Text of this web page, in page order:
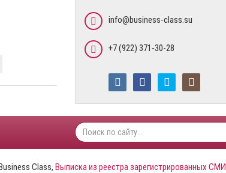
info@business-class.su
+7 (922) 371-30-28
Class, Выписка из реестра зарегистрированных СМИ